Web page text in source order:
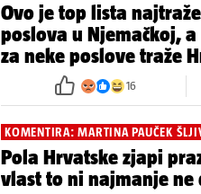
Ovo je top lista
poslova u Njemačkoj,
za neke poslove traže
16
KOMENTIRA: MARTINA PAUČEK
Pola Hrvatske zjapi
vlast to ni najmanje ne